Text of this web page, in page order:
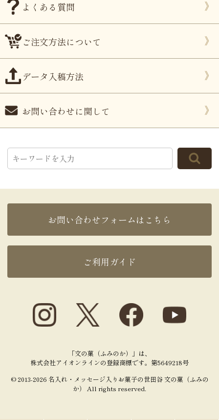
よくある質問
ご注文方法について
データ入稿方法
お問い合わせに関して
お問い合わせフォームはこちら
ご利用ガイド
「文の菓（ふみのか）」は、
株式会社アイオンラインの登録商標です。第5649218号
© 2013-2026 名入れ・メッセージ入りお菓子の世田谷 文の菓（ふみの
か） All rights reserved.